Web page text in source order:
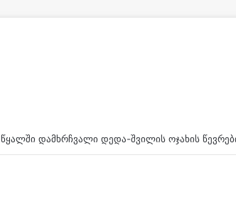
მაშველებმა მდინარიდან დედის ცხედარი